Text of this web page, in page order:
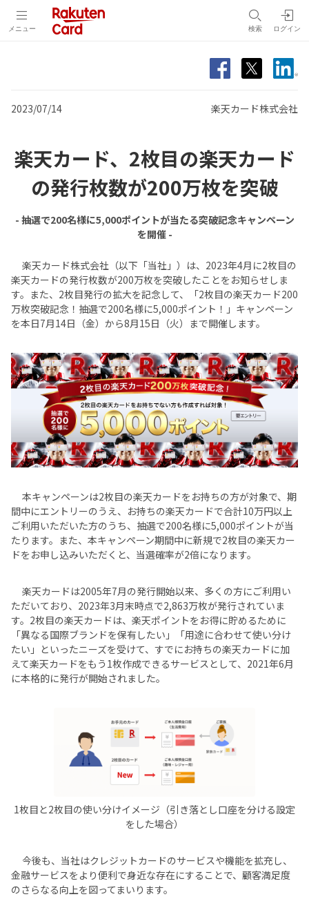
メニュー 検索 ログイン
2023/07/14 楽天カード株式会社
楽天カード、2枚目の楽天カード
の発行枚数が200万枚を突破
- 抽選で200名様に5,000ポイントが当たる突破記念キャンペーン
を開催 -
楽天カード株式会社（以下「当社」）は、2023年4月に2枚目の
楽天カードの発行枚数が200万枚を突破したことをお知らせしま
す。また、2枚目発行の拡大を記念して、「2枚目の楽天カード200
万枚突破記念！抽選で200名様に5,000ポイント！」キャンペーン
を本日7月14日（金）から8月15日（火）まで開催します。
本キャンペーンは2枚目の楽天カードをお持ちの方が対象で、期
間中にエントリーのうえ、お持ちの楽天カードで合計10万円以上
ご利用いただいた方のうち、抽選で200名様に5,000ポイントが当
たります。また、本キャンペーン期間中に新規で2枚目の楽天カー
ドをお申し込みいただくと、当選確率が2倍になります。
楽天カードは2005年7月の発行開始以来、多くの方にご利用い
ただいており、2023年3月末時点で2,863万枚が発行されていま
す。2枚目の楽天カードは、楽天ポイントをお得に貯めるために
「異なる国際ブランドを保有したい」「用途に合わせて使い分け
たい」といったニーズを受けて、すでにお持ちの楽天カードに加
えて楽天カードをもう1枚作成できるサービスとして、2021年6月
に本格的に発行が開始されました。
1枚目と2枚目の使い分けイメージ（引き落とし口座を分ける設定
をした場合）
今後も、当社はクレジットカードのサービスや機能を拡充し、
金融サービスをより便利で身近な存在にすることで、顧客満足度
のさらなる向上を図ってまいります。